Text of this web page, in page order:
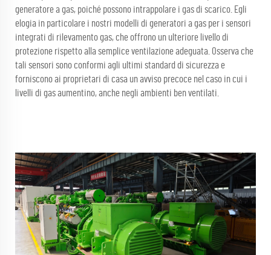
generatore a gas, poiché possono intrappolare i gas di scarico. Egli
elogia in particolare i nostri modelli di generatori a gas per i sensori
integrati di rilevamento gas, che offrono un ulteriore livello di
protezione rispetto alla semplice ventilazione adeguata. Osserva che
tali sensori sono conformi agli ultimi standard di sicurezza e
forniscono ai proprietari di casa un avviso precoce nel caso in cui i
livelli di gas aumentino, anche negli ambienti ben ventilati.